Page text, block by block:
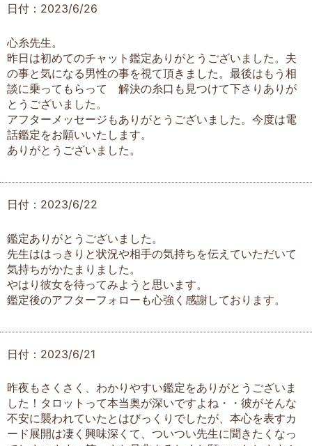
日付：2023/6/26
心糸先生。
昨日は初めてのチャット鑑定ありがとうございました。夫
の事と気になる男性の事を視て頂きました。最後はもう相
談に乗ってもらって 解決の糸口も見つけて下さりありが
とうございました。
アフターメッセージもありがとうございました。今度は電
話鑑定をお願いいたします。
ありがとうございました。
日付：2023/6/22
鑑定ありがとうございました。
先生ははっきりと状況や相手の気持ちを伝えていただいて
気持ちがかたまりました。
やはり彼女を待ってみようと思います。
鑑定後のアフターフォローも心強く感謝しております。
日付：2023/6/21
昨夜もさくさく、わかりやすい鑑定をありがとうございま
した！タロットって本当奥が深いですよね・・彼がそんな
不安に襲われていたとはびっくりでしたが、本心を表すカ
ード展開は凄く興味深くて、ついつい先生に聞きたくなっ